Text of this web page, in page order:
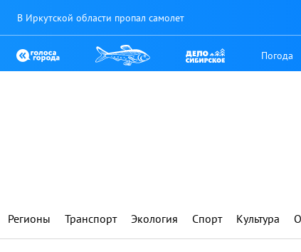
В Иркутской области пропал самолет
Погода
Регионы Транспорт Экология Спорт Культура